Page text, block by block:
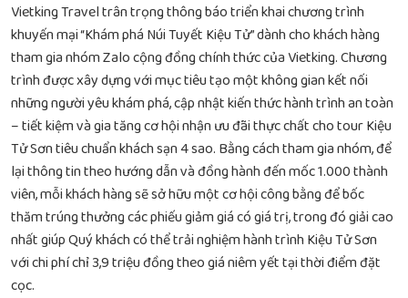
Vietking Travel trân trọng thông báo triển khai chương trình
khuyến mại “Khám phá Núi Tuyết Kiệu Tử” dành cho khách hàng
tham gia nhóm Zalo cộng đồng chính thức của Vietking. Chương
trình được xây dựng với mục tiêu tạo một không gian kết nối
những người yêu khám phá, cập nhật kiến thức hành trình an toàn
– tiết kiệm và gia tăng cơ hội nhận ưu đãi thực chất cho tour Kiệu
Tử Sơn tiêu chuẩn khách sạn 4 sao. Bằng cách tham gia nhóm, để
lại thông tin theo hướng dẫn và đồng hành đến mốc 1.000 thành
viên, mỗi khách hàng sẽ sở hữu một cơ hội công bằng để bốc
thăm trúng thưởng các phiếu giảm giá có giá trị, trong đó giải cao
nhất giúp Quý khách có thể trải nghiệm hành trình Kiệu Tử Sơn
với chi phí chỉ 3,9 triệu đồng theo giá niêm yết tại thời điểm đặt
cọc.